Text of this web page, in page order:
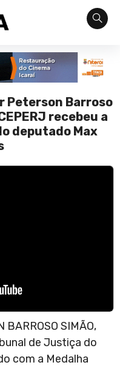
Peterson Barroso
recebeu a
deputado Max
BARROSO SIMÃO,
de Justiça do
com a Medalha